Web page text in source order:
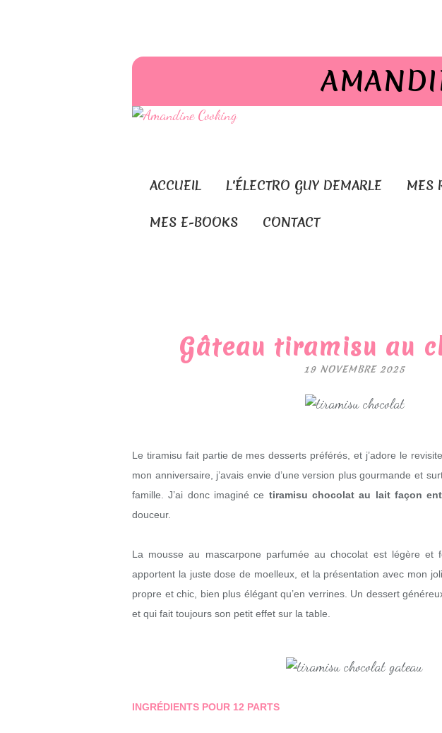
ACCUEIL L'ÉLECTRO GUY DEMARLE MES
MES E-BOOKS CONTACT
Gâteau tiramisu au
19 NOVEMBRE 2025
Le tiramisu fait partie de mes desserts préférés, et j’adore le
mon anniversaire, j’avais envie d’une version plus gourmande et
famille. J’ai donc imaginé ce tiramisu chocolat au lait façon
douceur.
La mousse au mascarpone parfumée au chocolat est légère et
apportent la juste dose de moelleux, et la présentation avec mon
propre et chic, bien plus élégant qu’en verrines. Un dessert
et qui fait toujours son petit effet sur la table.
INGRÉDIENTS POUR 12 PARTS